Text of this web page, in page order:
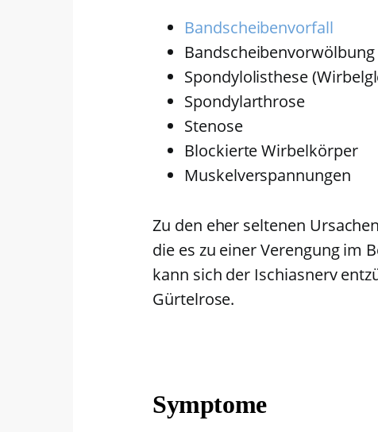
Bandscheibenvorfall
Bandscheibenvorwölbung
Spondylolisthese
Spondylarthrose
Stenose
Blockierte Wirbelkörper
Muskelverspannungen
Zu den eher seltenen
die es zu einer Verengung im
kann sich der Ischiasnerv
Gürtelrose.
Symptome